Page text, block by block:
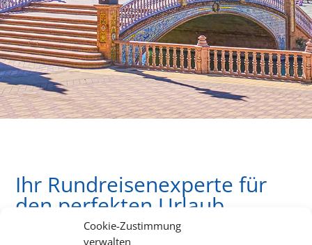
Cookie-Zustimmung
verwalten
Ihr Rundreisenexperte für
den perfekten Urlaub.